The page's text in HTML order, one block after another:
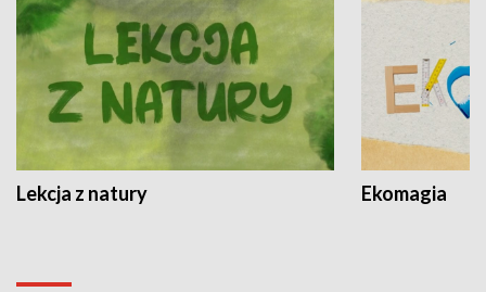
Lekcja z natury Ekomagia